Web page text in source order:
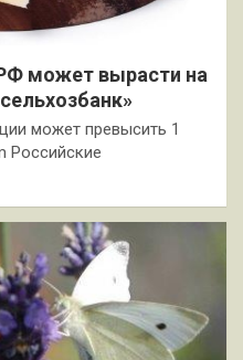
может вырасти на
может превысить 1
Российские